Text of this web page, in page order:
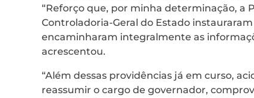
“Reforço que, por minha determinação, a
Controladoria-Geral do Estado
encaminharam integralmente as
acrescentou.
“Além dessas providências já em curso,
reassumir o cargo de governador,